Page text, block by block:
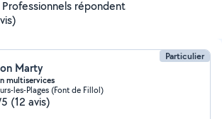
répondent
Particulier
Marty
multiservices
les-Plages (Font de Fillol)
(12 avis)